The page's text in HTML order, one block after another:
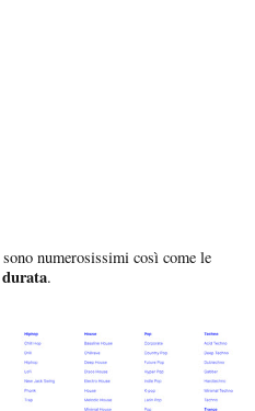
sono numerosissimi così come le
durata.